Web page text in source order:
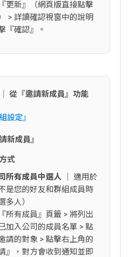
更新』（網頁版直接點擊
> 詳讀確認視窗中的說明
『確認』。
從『邀請新成員』功能
設定』
新成員』
式
所有成員中選人 │ 適用於
是您的好友和群組成員時
多人）
所有成員』頁籤 > 將列出
加入公司的成員名單 > 點
請的對象 > 點擊右上角的
請』，對方會收到通知並即